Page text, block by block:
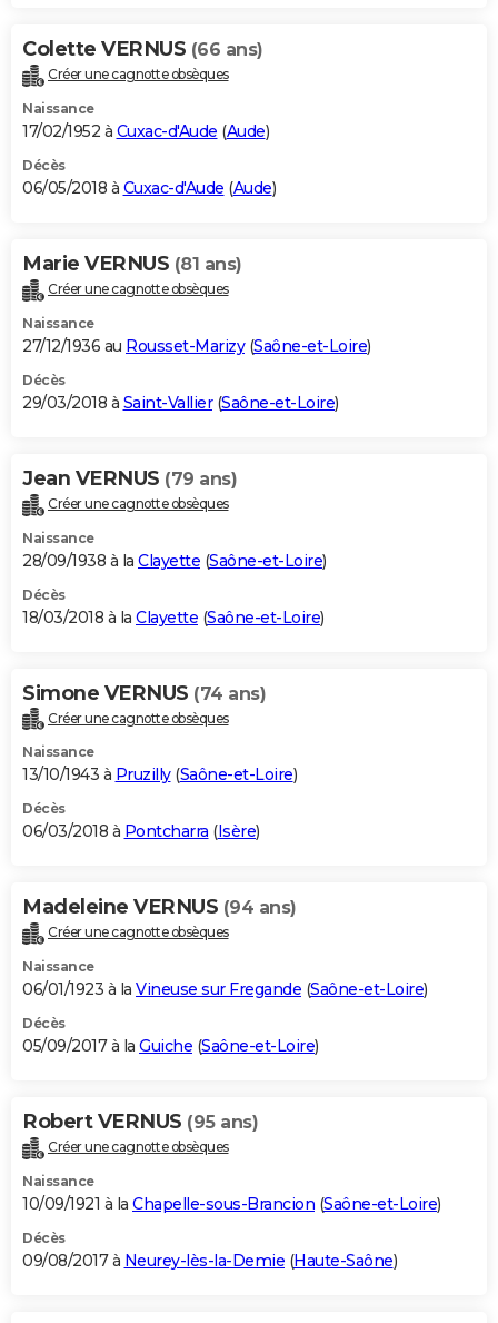
Colette VERNUS (66 ans)
Créer une cagnotte obsèques
Naissance
17/02/1952 à Cuxac-d'Aude (Aude)
Décès
06/05/2018 à Cuxac-d'Aude (Aude)
Marie VERNUS (81 ans)
Créer une cagnotte obsèques
Naissance
27/12/1936 au Rousset-Marizy(Saône-et-Loire)
Décès
29/03/2018 à Saint-Vallier(Saône-et-Loire)
Jean VERNUS (79 ans)
Créer une cagnotte obsèques
Naissance
28/09/1938 à la Clayette (Saône-et-Loire)
Décès
18/03/2018 à la Clayette (Saône-et-Loire)
Simone VERNUS (74 ans)
Créer une cagnotte obsèques
Naissance
13/10/1943 à Pruzilly(Saône-et-Loire)
Décès
06/03/2018 à Pontcharra (Isère)
Madeleine VERNUS (94 ans)
Créer une cagnotte obsèques
Naissance
06/01/1923 à la Vineuse sur Fregande (Saône-et-Loire)
Décès
05/09/2017 à la Guiche (Saône-et-Loire)
Robert VERNUS (95 ans)
Créer une cagnotte obsèques
Naissance
10/09/1921 à la Chapelle-sous-Brancion (Saône-et-Loire)
Décès
09/08/2017 à Neurey-lès-la-Demie (Haute-Saône)